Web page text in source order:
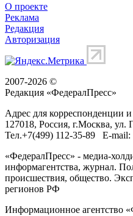
О проекте
Реклама
Редакция
Авторизация
2007-2026 ©
Редакция «ФедералПресс»
Адрес для корреспонденции и
127018, Россия, г.Москва, ул.
Тел.+7(499) 112-35-89 E-mail:
«ФедералПресс» - медиа-
информагентства, журнал.
происшествия, общество.
регионов РФ
Информационное агентство